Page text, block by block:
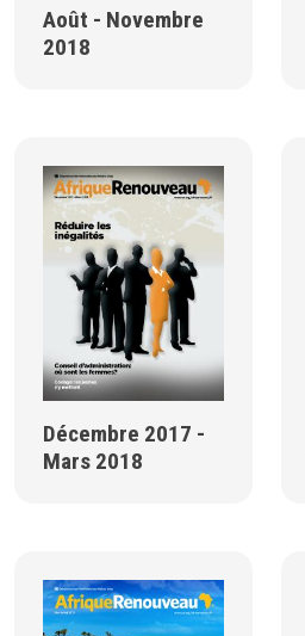
Août - Novembre
2018
Décembre 2017 -
Mars 2018